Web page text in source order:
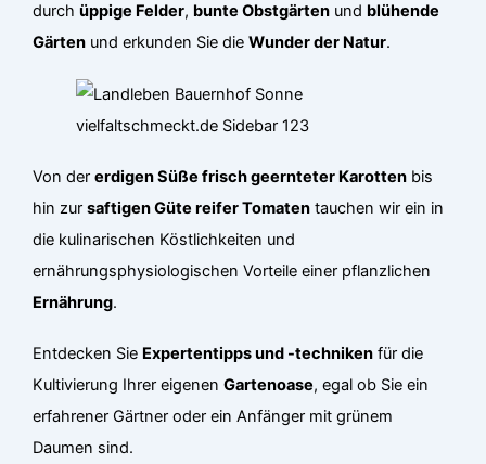
durchüppige Felder, bunte Obstgärten und blühende
Gärten und erkunden Sie dieWunder der Natur.
Von dererdigen Süße frisch geernteter Karotten bis
hin zursaftigen Güte reifer Tomaten tauchen wir ein in
die kulinarischen Köstlichkeiten und
ernährungsphysiologischen Vorteile einer pflanzlichen
Ernährung.
Entdecken Sie Expertentipps und -techniken für die
Kultivierung Ihrer eigenenGartenoase, egal ob Sie ein
erfahrener Gärtner oder ein Anfänger mit grünem
Daumen sind.